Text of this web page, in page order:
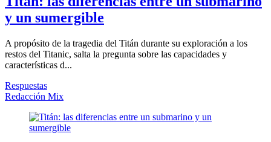
y un sumergible
A propósito de la tragedia del Titán durante su exploración a los
restos del Titanic, salta la pregunta sobre las capacidades y
características d...
Respuestas
Redacción Mix